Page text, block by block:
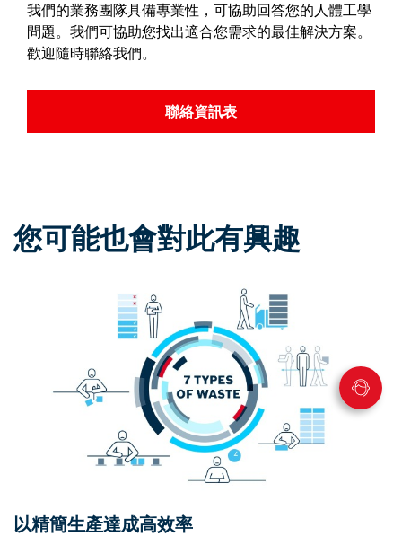
我們的業務團隊具備專業性，可協助回答您的人體工學
問題。我們可協助您找出適合您需求的最佳解決方案。
歡迎隨時聯絡我們。
聯絡資訊表
您可能也會對此有興趣
以精簡生產達成高效率